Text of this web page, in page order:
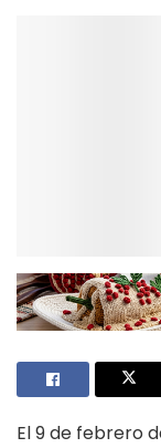
El 9 de febrero